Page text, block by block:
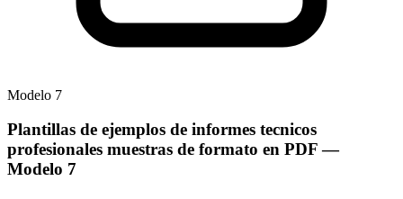
Modelo 7
Plantillas de ejemplos de informes tecnicos
profesionales muestras de formato en PDF—
Modelo 7